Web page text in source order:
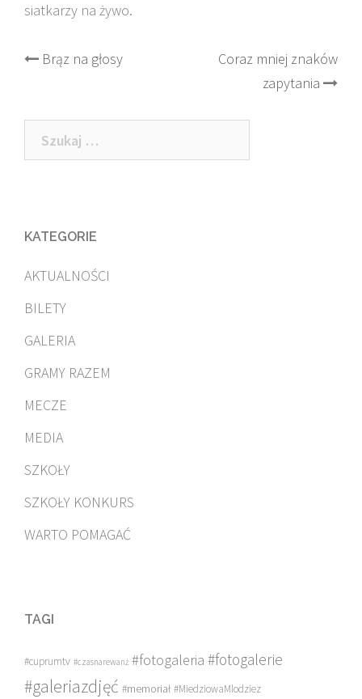
siatkarzy na żywo.
Post
Brąz na głosy
Coraz mniej znaków
zapytania
Szukaj:
KATEGORIE
AKTUALNOŚCI
BILETY
GALERIA
GRAMY RAZEM
MECZE
MEDIA
SZKOŁY
SZKOŁY KONKURS
WARTO POMAGAĆ
TAGI
#cuprumtv #czasnarewanż #fotogaleria #fotogalerie
#galeriazdjęć #memoriał #MiedziowaMlodziez